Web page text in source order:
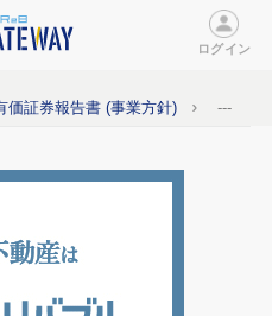
ログイン
価証券報告書 (事業方針)
---